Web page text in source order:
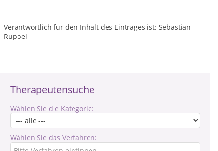
Therapeutensuche
Wählen Sie die Kategorie:
Wählen Sie das Verfahren:
Verantwortlich für den Inhalt des Eintrages ist: Sebastian
Ruppel